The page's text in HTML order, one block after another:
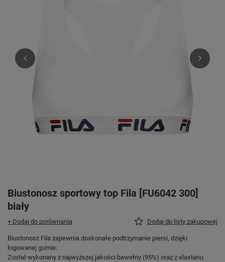
Biustonosz sportowy top Fila [FU6042 300]
biały
+ Dodaj do porównania Dodaj do listy zakupowej
Biustonosz Fila zapewnia doskonałe podtrzymanie piersi, dzięki
logowanej gumie.
Został wykonany z najwyższej jakości bawełny (95%) oraz z elastanu